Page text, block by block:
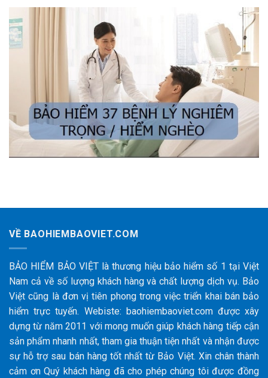
VỀ BAOHIEMBAOVIET.COM
BẢO HIỂM BẢO VIỆT là thương hiệu bảo hiểm số 1 tại Việt
Nam cả về số lượng khách hàng và chất lượng dịch vụ. Bảo
Việt cũng là đơn vị tiên phong trong việc triển khai bán bảo
hiểm trực tuyến. Webiste: baohiembaoviet.com được xây
dựng từ năm 2011 với mong muốn giúp khách hàng tiếp cận
sản phẩm nhanh nhất, tham gia thuận tiện nhất và nhận được
sự hỗ trợ sau bán hàng tốt nhất từ Bảo Việt. Xin chân thành
cảm ơn Quý khách hàng đã cho phép chúng tôi được đồng